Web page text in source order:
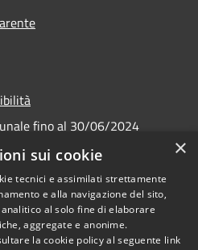
fino al 30/06/2024
Copyright © 2026 • Comune di
×
sui cookie
tecnici e assimilati strettamente
e alla navigazione del sito,
al solo fine di elaborare
aggregate e anonime.
la cookie policy al seguente link